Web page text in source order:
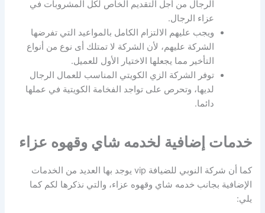
الرجال من أجل التقديم الخاص لكل المشروبات في
عزاء الرجال.
ويجب عليهم الالتزام الكامل بالمواعيد التي تفرضها
الشركة عليهم، لأن الشركة لا تمتلك أى نوع من أنواع
التأخير مما يجعلها الاختيار الأول للعميل.
توفر الشركة الزي الكويتي المناسب للعمال الرجال
لديها، وتحرص على تواجد الفخامة الكويتية في عملها
دائما.
خدمات إضافية لخدمه شاي وقهوه عزاء
كما أن شركة النوبي للضيافة vip يوجد بها العديد من الخدمات
الإضافية بجانب خدمه شاي وقهوه عزاء، والتي نذكرها لكم كما
يلي: